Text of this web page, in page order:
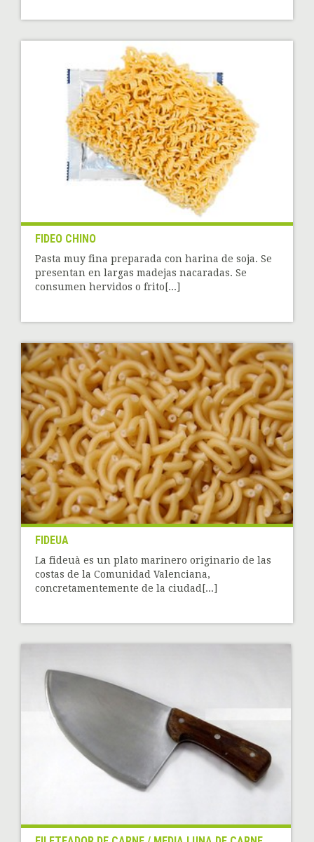
FIDEO CHINO
Pasta muy fina preparada con harina de soja. Se
presentan en largas madejas nacaradas. Se
consumen hervidos o frito[...]
FIDEUA
La fideuà es un plato marinero originario de las
costas de la Comunidad Valenciana,
concretamentemente de la ciudad[...]